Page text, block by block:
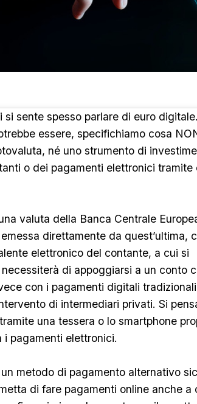
si sente spesso parlare di euro
essere, specifichiamo cosa
né uno strumento di
o dei pagamenti elettronici tramite
valuta della Banca Centrale
direttamente da quest’ultima,
elettronico del contante, a cui si
di appoggiarsi a un conto
con i pagamenti digitali
di intermediari privati. Si
una tessera o lo smartphone
i pagamenti elettronici.
metodo di pagamento alternativo
di fare pagamenti online anche a